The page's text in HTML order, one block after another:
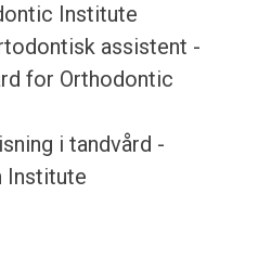
Institute
assistent -
for Orthodontic
i tandvård -
Institute